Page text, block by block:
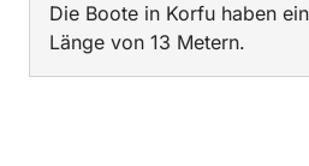
Die Boote in Korfu haben
Länge von 13 Metern.